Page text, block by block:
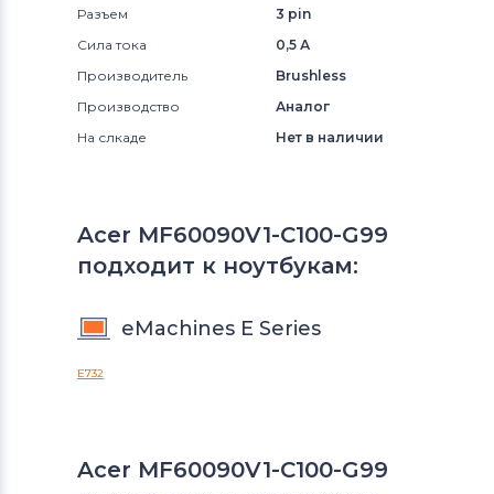
Разъем
3 pin
Сила тока
0,5 А
Производитель
Brushless
Производство
Аналог
На слкаде
Нет в наличии
Acer MF60090V1-C100-G99
подходит к ноутбукам:
eMachines E Series
E732
Acer MF60090V1-C100-G99